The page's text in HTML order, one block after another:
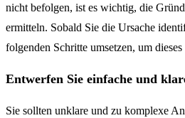
nicht befolgen, ist es wichtig, die
ermitteln. Sobald Sie die Ursache
folgenden Schritte umsetzen, um
Entwerfen Sie einfache und
Sie sollten unklare und zu komplexe